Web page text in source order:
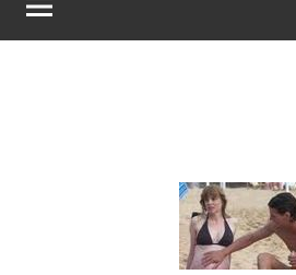
The
Social